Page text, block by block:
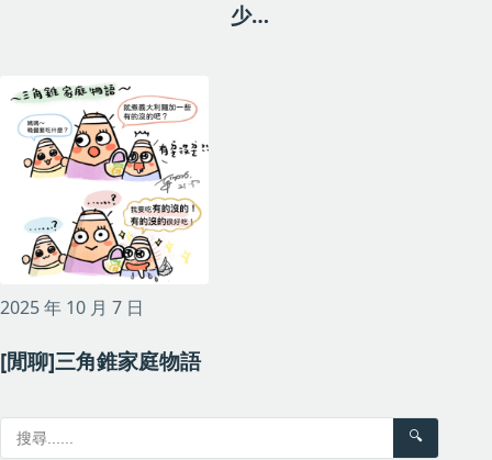
少…
2025 年 10 月 7 日
[閒聊]三角錐家庭物語
🔍